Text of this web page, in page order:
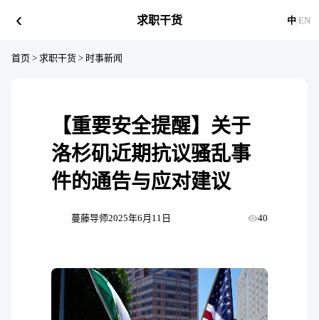
‹ 求职干货 中|EN
首页 > 求职干货 > 时事新闻
【重要安全提醒】关于
洛杉矶近期抗议骚乱事
件的通告与应对建议
蔓藤导师2025年6月11日 40